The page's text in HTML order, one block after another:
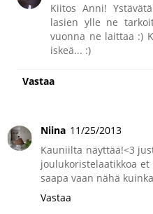
Kiitos Anni!
lasien ylle ne
vuonna ne laittaa :)
iskeä... :)
Vastaa
Niina 11/25/2013
Kauniilta näyttää!<3
joulukoristelaatikkoa
saapa vaan nähä
Vastaa